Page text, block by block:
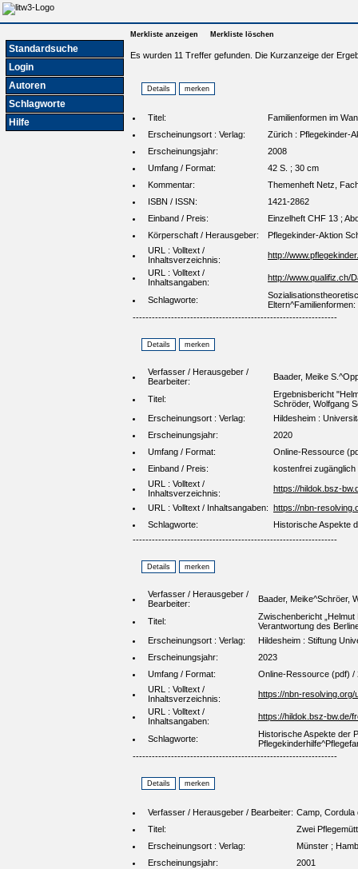
Standardsuche
Login
Autoren
Schlagworte
Hilfe
Merkliste anzeigen Merkliste löschen
Es wurden 11 Treffer gefunden. Die Kurzanzeige der
Titel:
Familienformen im
Erscheinungsort : Verlag:
Zürich : Pflegekinder-
Erscheinungsjahr:
2008
Umfang / Format:
42 S. ; 30 cm
Kommentar:
Themenheft Netz,
ISBN / ISSN:
1421-2862
Einband / Preis:
Einzelheft CHF 13 ;
Körperschaft / Herausgeber:
Pflegekinder-Aktion
URL : Volltext /
Inhaltsverzeichnis:
http://
URL : Volltext /
Inhaltsangaben:
http://www.qualifiz.ch/
Schlagworte:
Eltern^Familienformen:
----------------------------------------------------------------
Verfasser / Herausgeber /
Bearbeiter:
Baader, Meike
Titel:
Ergebnisbericht
Schröder, Wolfgang
Erscheinungsort : Verlag:
Hildesheim :
Erscheinungsjahr:
2020
Umfang / Format:
Online-Ressource
Einband / Preis:
kostenfrei zugänglich
URL : Volltext /
Inhaltsverzeichnis:
https://hildok.bsz-
URL : Volltext / Inhaltsangaben:
https://nbn-
Schlagworte:
Historische Aspekte
----------------------------------------------------------------
Verfasser / Herausgeber /
Bearbeiter:
Baader, Meike^Schröer,
Titel:
Zwischenbericht
Verantwortung des
Erscheinungsort : Verlag:
Hildesheim : Stiftung
Erscheinungsjahr:
2023
Umfang / Format:
Online-Ressource (pdf) /
URL : Volltext /
Inhaltsverzeichnis:
https://nbn-
URL : Volltext /
Inhaltsangaben:
https://hildok.bsz-bw.de/
Schlagworte:
Historische Aspekte der
----------------------------------------------------------------
Verfasser / Herausgeber / Bearbeiter: Camp, Cordula
Titel:
Zwei
Erscheinungsort : Verlag:
Münster ;
Erscheinungsjahr:
2001